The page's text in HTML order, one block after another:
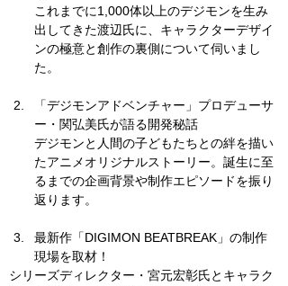
これまでに1,000体以上のデジモンを生み
出してきた渡辺氏に、キャラクターデザイ
ンの極意と創作の裏側について伺いまし
た。
「デジモンアドベンチャー」プロデューサ
ー・関弘美氏が語る開発秘話
デジモンと人間の子どもたちとの絆を描い
たアニメオリジナルストーリー。誕生に至
るまでの企画背景や制作エピソードを振り
返ります。
最新作「DIGIMON BEATBREAK」の制作
現場を取材！
シリーズディレクター・宮元宏彰氏とキャラク